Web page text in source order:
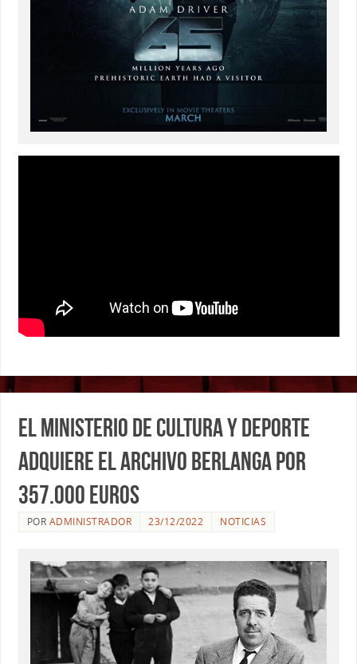
El Ministerio de Cultura y Deporte
adquiere el Archivo Berlanga por
357.000 euros
POR ADMINISTRADOR 23/12/2022 NOTICIAS